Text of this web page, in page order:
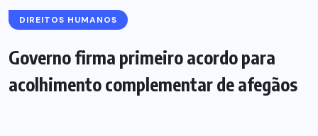
DIREITOS HUMANOS
Governo firma primeiro acordo para
acolhimento complementar de afegãos